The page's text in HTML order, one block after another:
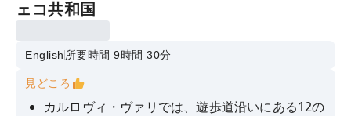
ェコ共和国
English 所要時間 9時間 30分
見どころ
カルロヴィ・ヴァリでは、遊歩道沿いにある12の